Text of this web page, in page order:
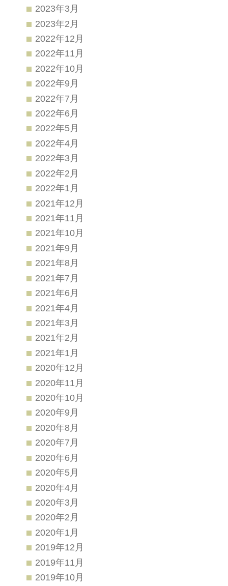
2023年3月
2023年2月
2022年12月
2022年11月
2022年10月
2022年9月
2022年7月
2022年6月
2022年5月
2022年4月
2022年3月
2022年2月
2022年1月
2021年12月
2021年11月
2021年10月
2021年9月
2021年8月
2021年7月
2021年6月
2021年4月
2021年3月
2021年2月
2021年1月
2020年12月
2020年11月
2020年10月
2020年9月
2020年8月
2020年7月
2020年6月
2020年5月
2020年4月
2020年3月
2020年2月
2020年1月
2019年12月
2019年11月
2019年10月